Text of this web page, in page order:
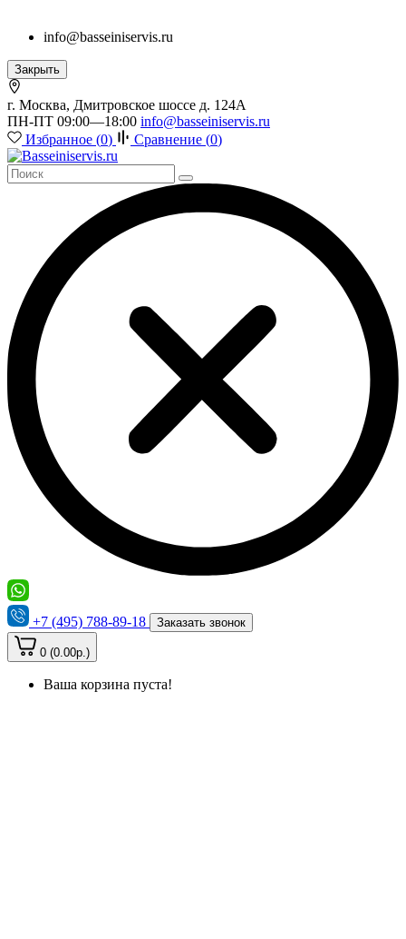
info@basseiniservis.ru
Закрыть
г. Москва, Дмитровское шоссе д. 124А
ПН-ПТ 09:00—18:00 info@basseiniservis.ru
Избранное (0) Сравнение (0)
+7 (495) 788-89-18 Заказать звонок
0 (0.00р.)
Ваша корзина пуста!